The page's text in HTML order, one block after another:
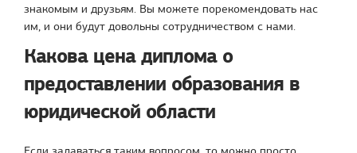
знакомым и друзьям. Вы можете порекомендовать нас
им, и они будут довольны сотрудничеством с нами.
Какова цена диплома о
предоставлении образования в
юридической области